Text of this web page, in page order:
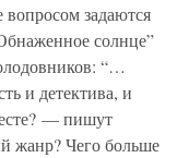
вопросом задаются
солнце”
“…
и детектива, и
— пишут
Чего больше